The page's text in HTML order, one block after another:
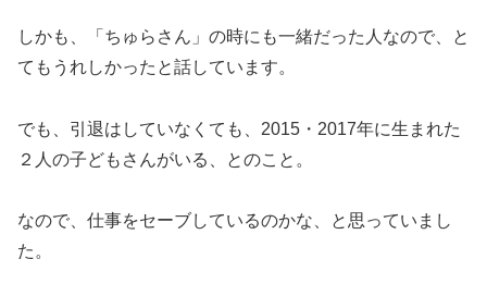
しかも、「ちゅらさん」の時にも一緒だった人なので、と
てもうれしかったと話しています。
でも、引退はしていなくても、2015・2017年に生まれた
２人の子どもさんがいる、とのこと。
なので、仕事をセーブしているのかな、と思っていまし
た。